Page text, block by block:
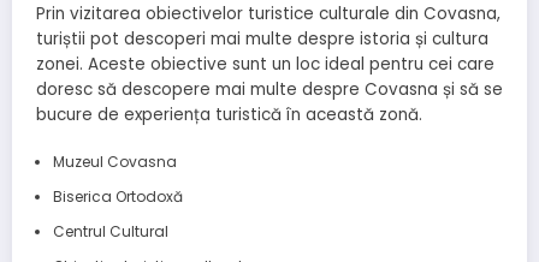
Prin vizitarea obiectivelor turistice culturale din Covasna,
turiștii pot descoperi mai multe despre istoria și cultura
zonei. Aceste obiective sunt un loc ideal pentru cei care
doresc să descopere mai multe despre Covasna și să se
bucure de experiența turistică în această zonă.
Muzeul Covasna
Biserica Ortodoxă
Centrul Cultural